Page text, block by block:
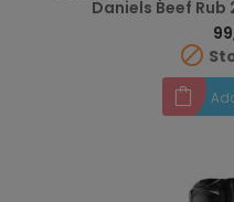
Daniels Beef Rub
